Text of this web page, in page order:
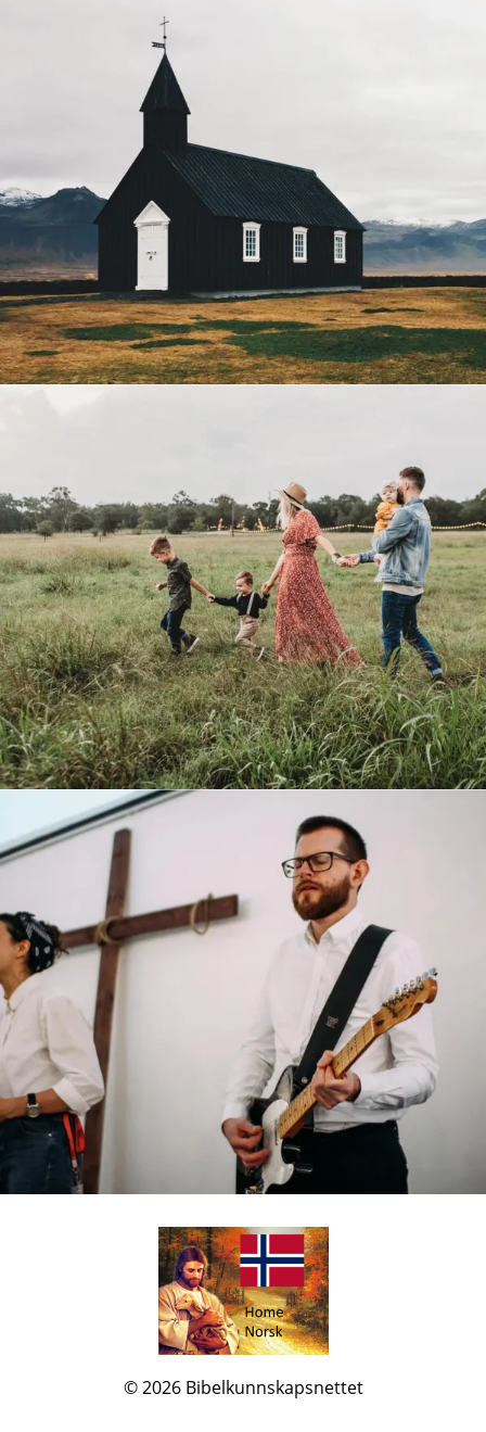
© 2026 Bibelkunnskapsnettet